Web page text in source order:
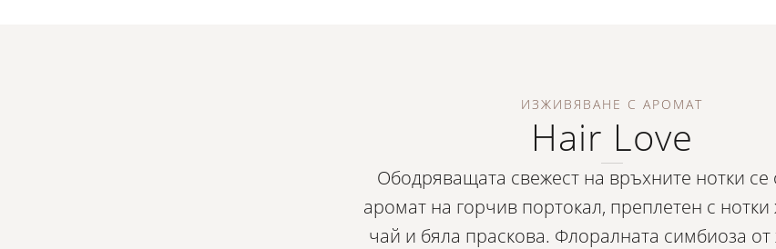
ИЗЖИВЯВАНЕ С АРОМАТ
Hair Love
Ободряващата свежест на връхните нотки се
аромат на горчив портокал, преплетен с
чай ​​и бяла праскова. Флоралната симбиоза